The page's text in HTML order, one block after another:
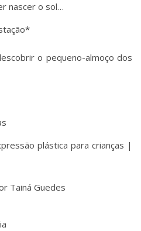
nascer o sol…
o pequeno-almoço dos
plástica para crianças |
Tainá Guedes